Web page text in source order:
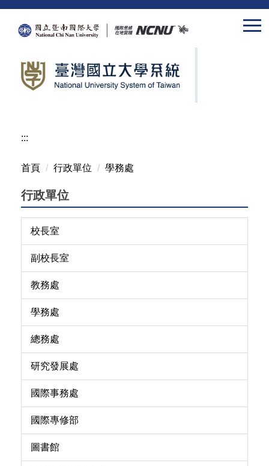
跳
:::
首頁 行政單位 學務處
行政單位
校長室
副校長室
教務處
學務處
總務處
研究發展處
國際事務處
國際專修部
圖書館